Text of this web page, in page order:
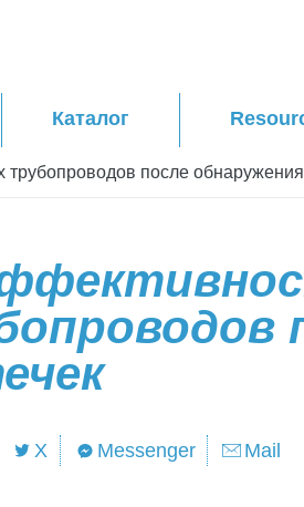
Каталог
после обнаружения
X Messenger Mail